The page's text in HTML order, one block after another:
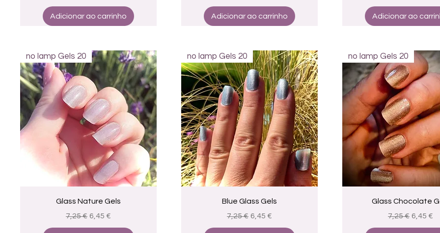
Adicionar ao carrinho Adicionar ao carrinho Adicionar ao
Visualização rápida
no lamp Gels 20
Glass Nature Gels
Preço normal
7,25 € Preço promocional
6,45 €
Visualização rápida
no lamp Gels 20
Blue Glass Gels
Preço normal
7,25 € Preço promocional
6,45 €
Visualização
no lamp Gels 20
Glass Chocolate
Preço normal
7,25 € Preço
6,45 €